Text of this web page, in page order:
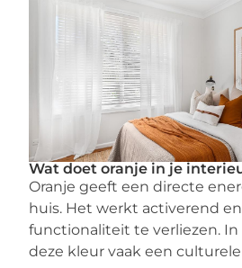
Wat doet oranje in je
Oranje geeft een directe
huis. Het werkt activerend
functionaliteit te verliezen.
deze kleur vaak een culturele